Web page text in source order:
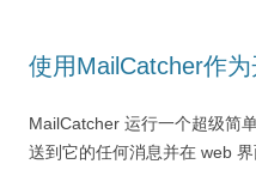
使用MailCatcher作
MailCatcher 运行一个超级简
送到它的任何消息并在 web 界